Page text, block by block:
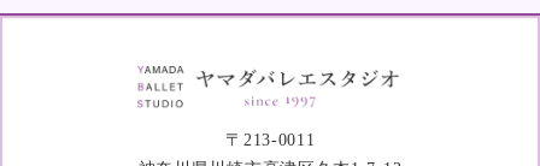
〒213-0011